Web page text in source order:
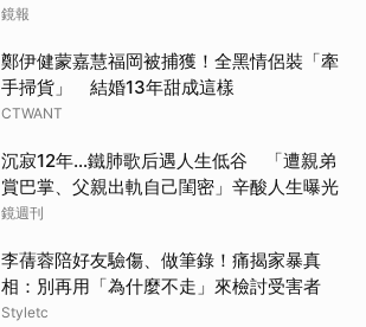
鏡報
鄭伊健蒙嘉慧福岡被捕獲！全黑情侶裝「牽
手掃貨」 結婚13年甜成這樣
CTWANT
沉寂12年…鐵肺歌后遇人生低谷 「遭親弟
賞巴掌、父親出軌自己閨密」辛酸人生曝光
鏡週刊
李蒨蓉陪好友驗傷、做筆錄！痛揭家暴真
相：別再用「為什麼不走」來檢討受害者
Styletc